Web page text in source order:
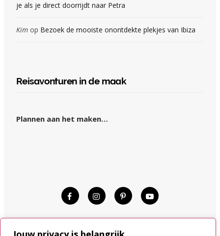
je als je direct doorrijdt naar Petra
Kim op Bezoek de mooiste onontdekte plekjes van Ibiza
Reisavonturen in de maak
Plannen aan het maken…